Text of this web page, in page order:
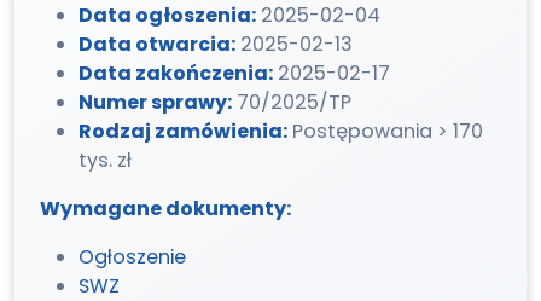
Data ogłoszenia: 2025-02-04
Data otwarcia: 2025-02-13
Data zakończenia: 2025-02-17
Numer sprawy: 70/2025/TP
Rodzaj zamówienia: Postępowania > 170
tys. zł
Wymagane dokumenty:
Ogłoszenie
SWZ